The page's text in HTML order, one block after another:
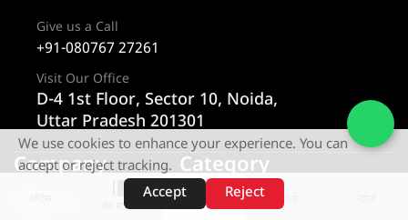
वेब स्टोरीज़
Give us a Call
+91-080767 27261
Visit Our Office
D-4 1st Floor, Sector 10, Noida,
Uttar Pradesh 201301
Company Category
न्यूज
We use cookies to enhance your experience. You can
accept or reject tracking.
Accept
Reject